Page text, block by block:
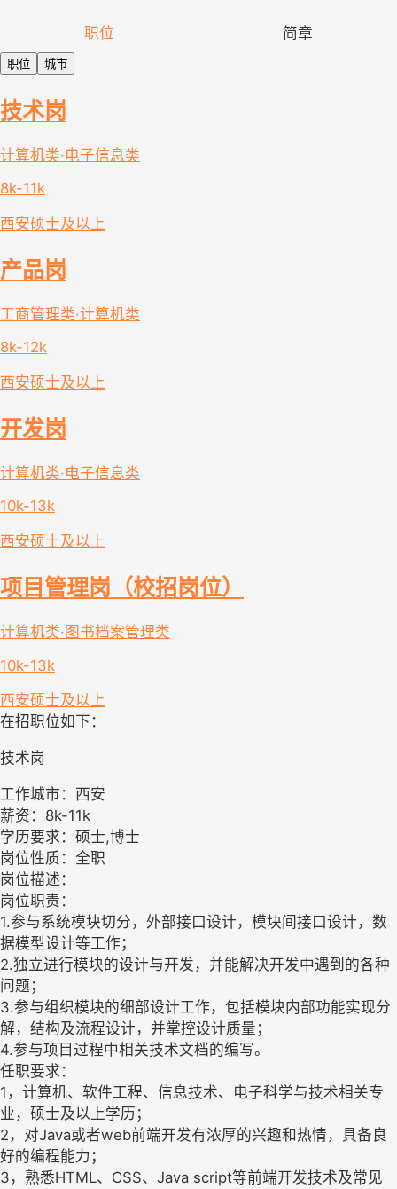
职位 简章
职位 城市
技术岗
计算机类·电子信息类
8k-11k
西安硕士及以上
产品岗
工商管理类·计算机类
8k-12k
西安硕士及以上
开发岗
计算机类·电子信息类
10k-13k
西安硕士及以上
项目管理岗（校招岗位）
计算机类·图书档案管理类
10k-13k
西安硕士及以上
在招职位如下：
技术岗
工作城市：西安
薪资：8k-11k
学历要求：硕士,博士
岗位性质：全职
岗位描述：
岗位职责：
1.参与系统模块切分，外部接口设计，模块间接口设计，数
据模型设计等工作；
2.独立进行模块的设计与开发，并能解决开发中遇到的各种
问题；
3.参与组织模块的细部设计工作，包括模块内部功能实现分
解，结构及流程设计，并掌控设计质量；
4.参与项目过程中相关技术文档的编写。
任职要求：
1，计算机、软件工程、信息技术、电子科学与技术相关专
业，硕士及以上学历；
2，对Java或者web前端开发有浓厚的兴趣和热情，具备良
好的编程能力；
3，熟悉HTML、CSS、Java script等前端开发技术及常见